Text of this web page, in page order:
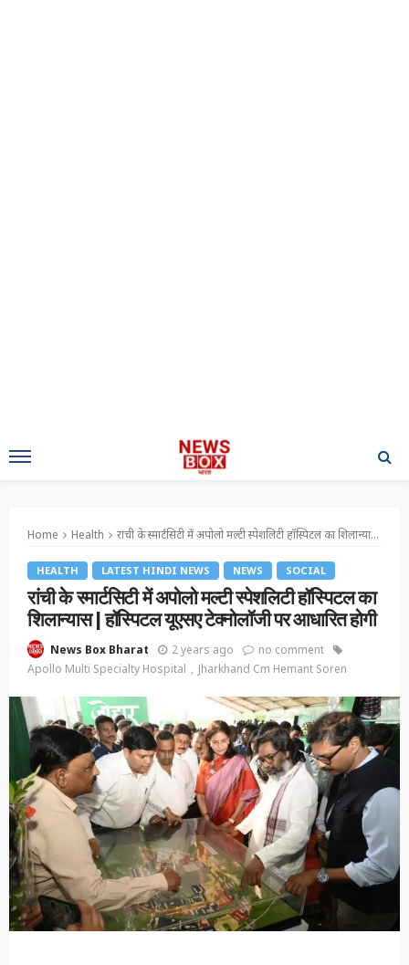
Home Health रांची के स्मार्टसिटी में अपोलो मल्टी स्पेशलिटी हॉस्पिटल का शिलान्यास | हॉस्पिटल यूएसए टेक्नोलॉजी पर आधारित होगी
HEALTH LATEST HINDI NEWS NEWS SOCIAL
रांची के स्मार्टसिटी में अपोलो मल्टी स्पेशलिटी हॉस्पिटल का
शिलान्यास | हॉस्पिटल यूएसए टेक्नोलॉजी पर आधारित होगी
News Box Bharat 2 years ago
no comment
Apollo Multi Specialty Hospital
Jharkhand Cm Hemant Soren